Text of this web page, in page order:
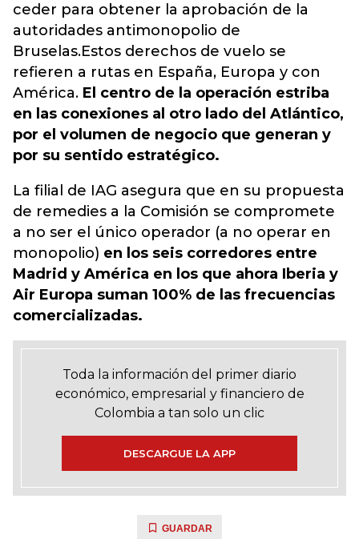
ceder para obtener la aprobación de la
autoridades antimonopolio de
Bruselas.Estos derechos de vuelo se
refieren a rutas en España, Europa y con
América. El centro de la operación estriba
en las conexiones al otro lado del Atlántico,
por el volumen de negocio que generan y
por su sentido estratégico.
La filial de IAG asegura que en su propuesta
de remedies a la Comisión se compromete
a no ser el único operador (a no operar en
monopolio) en los seis corredores entre
Madrid y América en los que ahora Iberia y
Air Europa suman 100% de las frecuencias
comercializadas.
Toda la información del primer diario
económico, empresarial y financiero de
Colombia a tan solo un clic
DESCARGUE LA APP
GUARDAR